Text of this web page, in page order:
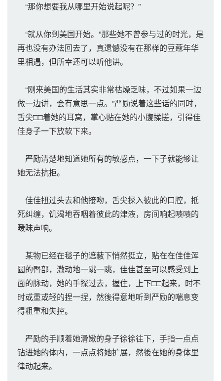
“那你想要我从哪里开始说起呢？”
“就从你到美国开始。”那些她不曾参与过的时光，是
再也没有办法回去了，真遗憾没有在那样的豆蔻年华
里相遇，但所幸还可以听他讲。
“刚来美国的生活其实非常枯燥乏味，不过如果一边
做一边讲，会有意思一点。”严励说着这些话的同时，
舌尖□□着她的耳窝，掌心贴在她的小腹揉搓，引得佳
佳身子一下放软下来。
严励清楚地知道她所有的敏感点，一下子就能够让
她无法抗拒。
佳佳扭过头去和他接吻，舌尖探入彼此的口腔，抵
死纠缠，饥渴地吞咽着彼此的津液，房间响起啧啧的
暧昧声响。
某物已经在毯子的遮蔽下悄然挺立，贴在在佳佳浑
圆的臀部，激动地一跳一跳，佳佳甚至可以感受到上
面的脉动，她的手探过去，握住，上下□□起来，时不
时或重或轻的捏一捏，然後得意地听到严励的喘息变
得粗重和失控。
严励的手顺着她滑嫩的身子徐徐往下，手指一点点
钻进她的体内，一点点将她扩展，然後在她的身体里
律动起来。